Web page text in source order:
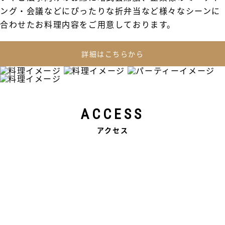
ング・会議などにぴったりな折弁当など様々なシーンに
合わせたお料理内容をご用意しております。
詳細はこちらから
ACCESS
アクセス